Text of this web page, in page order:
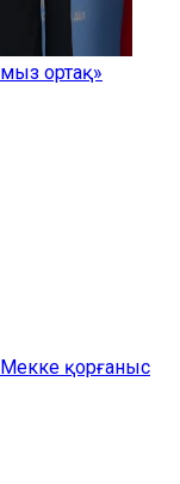
ортақ»
қорғаныс